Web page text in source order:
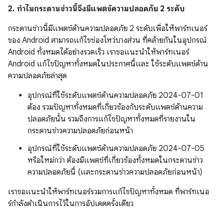
2. ทำไมกระดานข่าวนี้จึงมีแพตช์ความปลอดภัย 2 ระดับ
กระดานข่าวนี้มีแพตช์ด้านความปลอดภัย 2 ระดับเพื่อให้พาร์ทเนอร์
ของ Android สามารถแก้ไขช่องโหว่บางส่วน ที่คล้ายกันในอุปกรณ์
Android ทั้งหมดได้อย่างรวดเร็ว เราขอแนะนำให้พาร์ทเนอร์
Android แก้ไขปัญหาทั้งหมดในประกาศนี้และ ใช้ระดับแพตช์ด้าน
ความปลอดภัยล่าสุด
อุปกรณ์ที่ใช้ระดับแพตช์ด้านความปลอดภัย 2024-07-01
ต้อง รวมปัญหาทั้งหมดที่เกี่ยวข้องกับระดับแพตช์ด้านความ
ปลอดภัยนั้น รวมถึงการแก้ไขปัญหาทั้งหมดที่รายงานใน
กระดานข่าวความปลอดภัยก่อนหน้า
อุปกรณ์ที่ใช้ระดับแพตช์ด้านความปลอดภัย 2024-07-05
หรือใหม่กว่า ต้องมีแพตช์ที่เกี่ยวข้องทั้งหมดในกระดานข่าว
ความปลอดภัยนี้ (และกระดานข่าวความปลอดภัยก่อนหน้า)
เราขอแนะนำให้พาร์ทเนอร์รวมการแก้ไขปัญหาทั้งหมด ที่พาร์ทเนอ
ร์กำลังดำเนินการไว้ในการอัปเดตครั้งเดียว